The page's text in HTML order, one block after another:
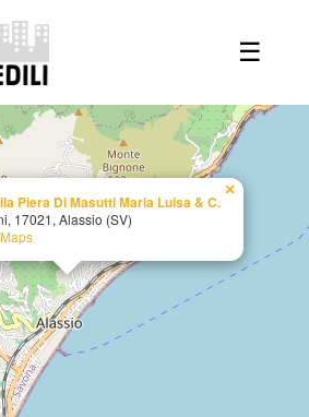
☰
Piera Di Masutti Maria Luisa & C.
17021, Alassio (SV)
×